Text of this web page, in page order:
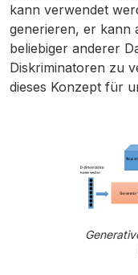
kann verwendet
generieren, er kann
beliebiger anderer
Diskriminatoren zu
dieses Konzept für